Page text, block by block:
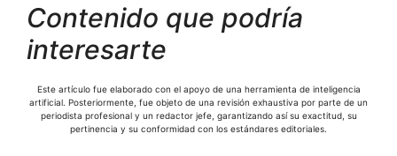
Contenido que podría
interesarte
Este artículo fue elaborado con el apoyo de una herramienta de inteligencia
artificial. Posteriormente, fue objeto de una revisión exhaustiva por parte de un
periodista profesional y un redactor jefe, garantizando así su exactitud, su
pertinencia y su conformidad con los estándares editoriales.